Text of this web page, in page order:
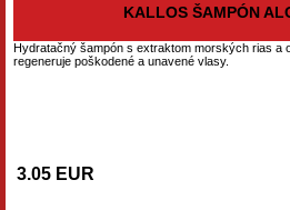
KALLOS ŠAMPÓN
Hydratačný šampón s extraktom morských rias a
regeneruje poškodené a unavené vlasy.
3.05 EUR